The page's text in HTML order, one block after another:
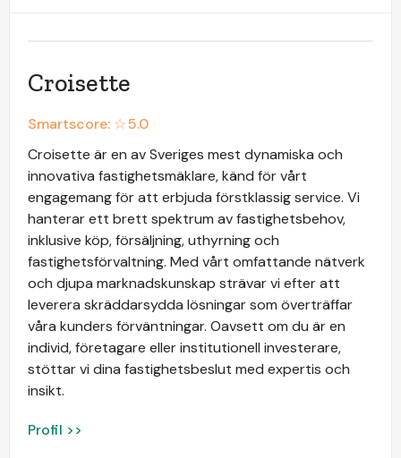
Croisette
Smartscore: ☆5.0
Croisette är en av Sveriges mest dynamiska och
innovativa fastighetsmäklare, känd för vårt
engagemang för att erbjuda förstklassig service. Vi
hanterar ett brett spektrum av fastighetsbehov,
inklusive köp, försäljning, uthyrning och
fastighetsförvaltning. Med vårt omfattande nätverk
och djupa marknadskunskap strävar vi efter att
leverera skräddarsydda lösningar som överträffar
våra kunders förväntningar. Oavsett om du är en
individ, företagare eller institutionell investerare,
stöttar vi dina fastighetsbeslut med expertis och
insikt.
Profil >>